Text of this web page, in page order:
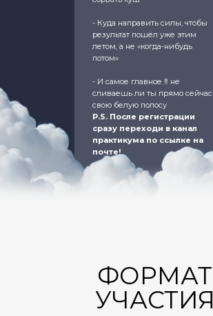
- Куда направить силы, чтобы
результат пошёл уже этим
летом, а не «когда-нибудь
потом»
- И самое главное ‼️ не
сливаешь ли ты прямо сейчас
свою белую полосу
P.S. После регистрации
сразу переходи в канал
практикума по ссылке на
почте!
ФОРМАТ
УЧАСТИЯ